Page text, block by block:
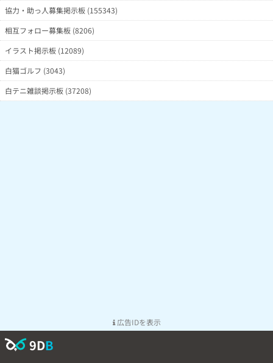
協力・助っ人募集掲示板 (155343)
相互フォロー募集板 (8206)
イラスト掲示板 (12089)
白猫ゴルフ (3043)
白テニ雑談掲示板 (37208)
広告IDを表示
9DB